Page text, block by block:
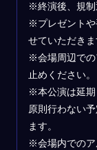
※終演後、規制
※プレゼントや
せていただきま
※会場周辺での
止めください。
※本公演は延期
原則行わない
ます。
※会場内でのア